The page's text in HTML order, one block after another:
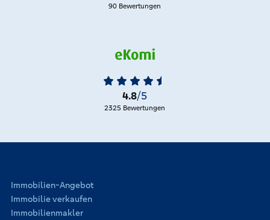
90 Bewertungen
4.8/5
2325 Bewertungen
Immobilien-Angebot
Immobilie verkaufen
Immobilienmakler